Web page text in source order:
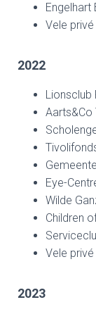
Engelhart
Vele
2022
Lionsclub
Aarts&Co
Eye-
Wilde
Children
Vele
2023